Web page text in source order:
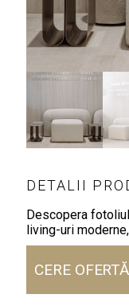
DETALII
Descopera
living-uri
CERE OFERTĂ